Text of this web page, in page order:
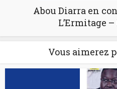
Abou Diarra en
L’Ermitage
Vous aimerez